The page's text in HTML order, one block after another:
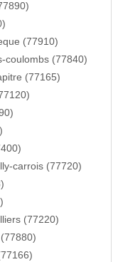
(77910)
coulombs (77840)
(77165)
carrois (77720)
(77220)